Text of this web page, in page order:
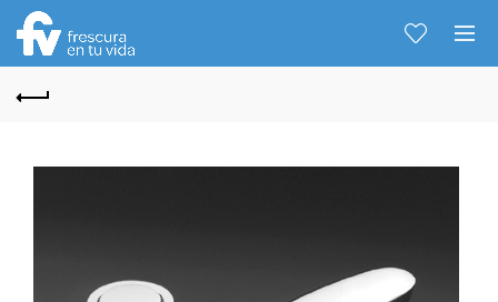
Solo tenes que decirme: Hola